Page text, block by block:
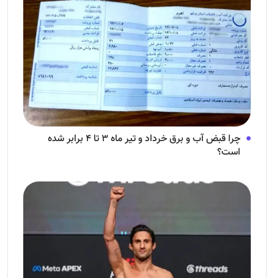
چرا قبض آب و برق خرداد و تیر ماه ۳ تا ۴ برابر شده
است؟